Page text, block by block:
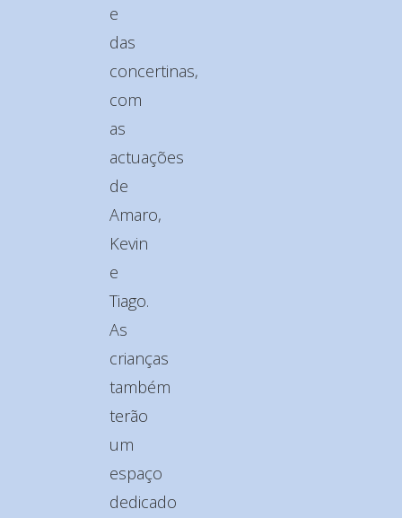
e
das
concertinas,
com
as
actuações
de
Amaro,
Kevin
e
Tiago.
As
crianças
também
terão
um
espaço
dedicado